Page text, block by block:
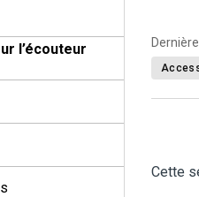
l’écouteur
Cette